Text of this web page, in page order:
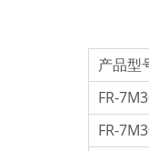
产品型
FR-
FR-